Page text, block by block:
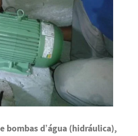
bombas d’água (hidráulica),